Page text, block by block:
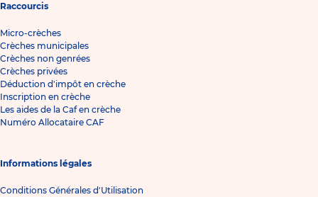
Raccourcis
Micro-crèches
Crèches municipales
Crèches non genrées
Crèches privées
Déduction d'impôt en crèche
Inscription en crèche
Les aides de la Caf en crèche
Numéro Allocataire CAF
Informations légales
Conditions Générales d'Utilisation